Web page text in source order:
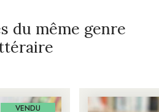
du même genre
VENDU